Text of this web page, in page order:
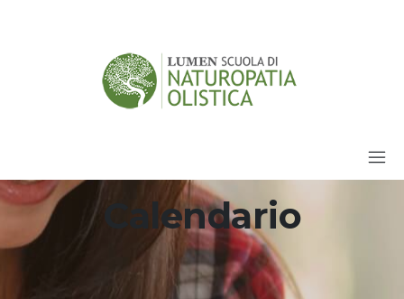
Calendario